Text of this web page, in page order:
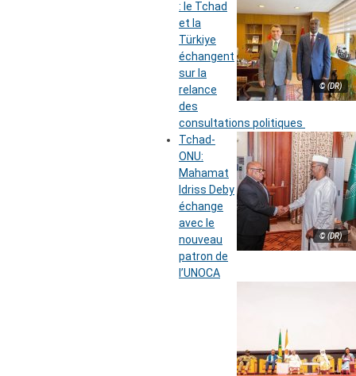
© (DR)
: le Tchad
et la
Türkiye
échangent
sur la
relance
des
consultations politiques
© (DR)
Tchad-
ONU:
Mahamat
Idriss Deby
échange
avec le
nouveau
patron de
l’UNOCA